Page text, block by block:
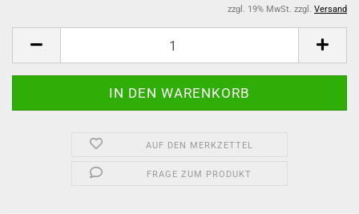
zzgl. 19% MwSt. zzgl. Versand
AUF DEN MERKZETTEL
FRAGE ZUM PRODUKT